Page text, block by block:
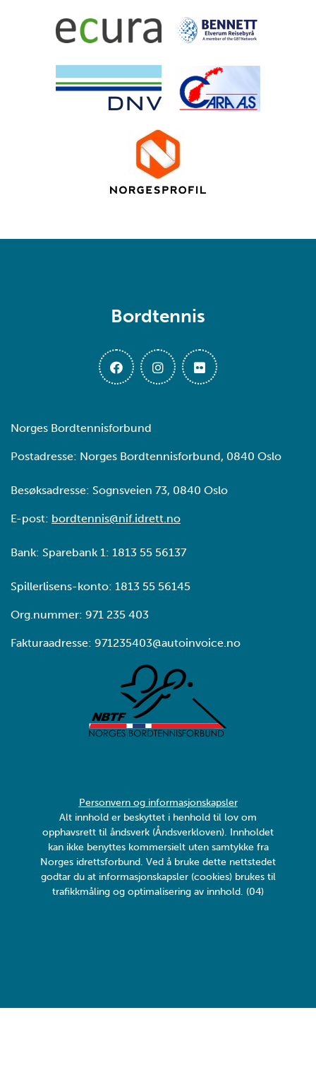
Bordtennis
Norges Bordtennisforbund
Postadresse: Norges Bordtennisforbund, 0840 Oslo
Besøksadresse: Sognsveien 73, 0840 Oslo
E-post: bordtennis@nif.idrett.no
Bank: Sparebank 1: 1813 55 56137
Spillerlisens-konto: 1813 55 56145
Org.nummer: 971 235 403
Fakturaadresse: 971235403@autoinvoice.no
Personvern og informasjonskapsler
Alt innhold er beskyttet i henhold til lov om
opphavsrett til åndsverk (Åndsverkloven). Innholdet
kan ikke benyttes kommersielt uten samtykke fra
Norges idrettsforbund. Ved å bruke dette nettstedet
godtar du at informasjonskapsler (cookies) brukes til
trafikkmåling og optimalisering av innhold. (04)